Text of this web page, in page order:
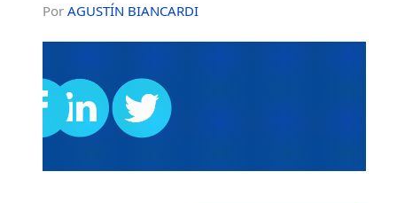
Por AGUSTÍN BIANCARDI